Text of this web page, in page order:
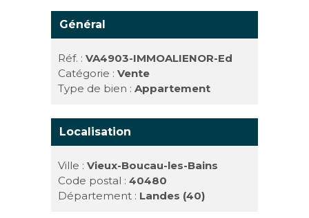
Général
Réf. :VA4903-IMMOALIENOR-Ed
Catégorie :Vente
Type de bien :Appartement
Localisation
Ville :Vieux-Boucau-les-Bains
Code postal :40480
Département : Landes (40)